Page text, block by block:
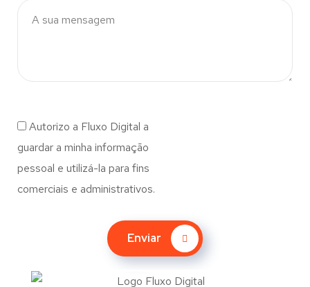
Autorizo a Fluxo Digital a
guardar a minha informação
pessoal e utilizá-la para fins
comerciais e administrativos.
Enviar